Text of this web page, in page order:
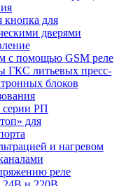
кнопка для
дверями
с помощью GSM реле
ГКС литьевых пресс-
блоков
серии РП
для
и нагревом
реле